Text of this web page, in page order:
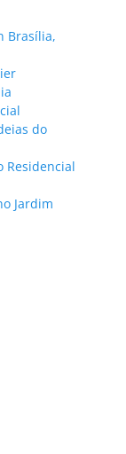
Brasília,
do
Residencial
Jardim